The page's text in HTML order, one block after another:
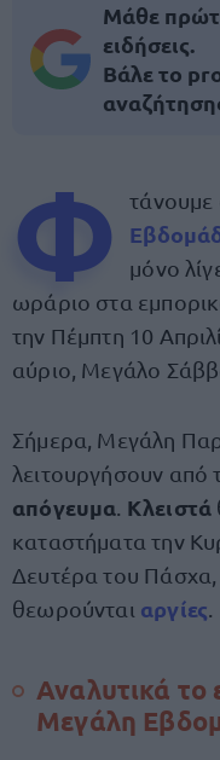
Μάθε
ειδήσεις.
Βάλε το
Φ τάνουμε
μόνο
ωράριο στα
την Πέμπτη 10
αύριο, Μεγάλο
Σήμερα, Μεγάλη
λειτουργήσουν από
απόγευμα Κλειστά
καταστήματα την
Δευτέρα του Πάσχα,
θεωρούνται αργίες
Αναλυτικά το
Μεγάλη